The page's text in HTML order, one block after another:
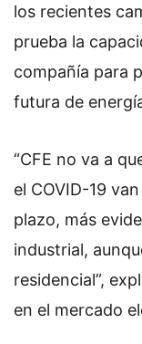
los recientes
prueba la
compañía para
futura de
“CFE no va a
el COVID-19
plazo, más
industrial,
residencial”,
en el mercado